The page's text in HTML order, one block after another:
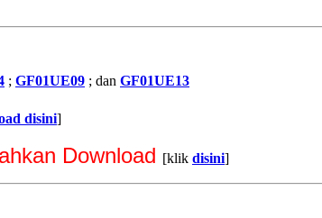
; GF01UE09 ; dan GF01UE13
disini]
Download [klik disini]